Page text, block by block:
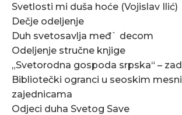
Svetlosti mi duša hoće (Vojislav Ilić)
Dečje odeljenje
Duh svetosavlja međ` decom
Odeljenje stručne knjige
„Svetorodna gospoda srpska“ –
Bibliotečki ogranci u seoskim
zajednicama
Odjeci duha Svetog Save